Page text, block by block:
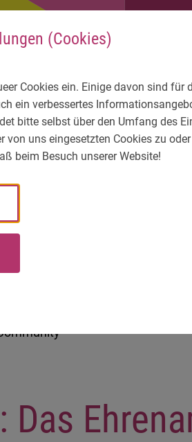
(Cookies)
Cookies ein. Einige davon sind für
ein verbessertes
bitte selbst über den Umfang des
von uns eingesetzten Cookies zu
beim Besuch unserer Website!